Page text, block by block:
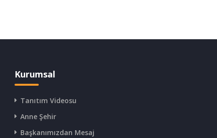
Kurumsal
Tanıtım Videosu
Anne Şehir
Başkanımızdan Mesaj